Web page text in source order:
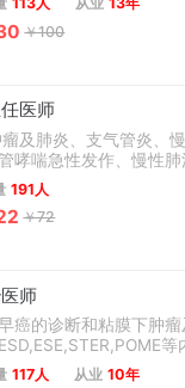
￥100
医师
及肺炎、支气管炎、
哮喘急性发作、慢性肺
、慢性阻塞性肺疾病等
191人
￥72
师
癌的诊断和粘膜下肿
等
117人 从业 10年